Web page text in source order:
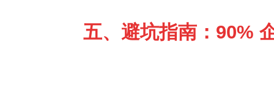
五、避坑指南：90%